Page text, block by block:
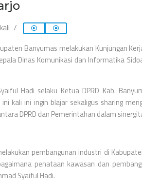
Banyumas melakukan Kunjungan
Dinas Komunikasi dan Informatika
Hadi selaku Ketua DPRD Kab.
ini kali ini ingin blajar sekaligus sharing
DPRD dan Pemerintahan dalam
pembangunan industri di
penataan kawasan dan
Syaiful Hadi.